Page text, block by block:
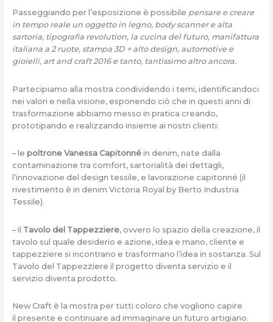
Passeggiando per l’esposizione è possibile pensare e creare
in tempo reale un oggetto in legno, body scanner e alta
sartoria, tipografia revolution, la cucina del futuro, manifattura
italiana a 2 ruote, stampa 3D + alto design, automotive e
gioielli, art and craft 2016 e tanto, tantissimo altro ancora.
Partecipiamo alla mostra condividendo i temi, identificandoci
nei valori e nella visione, esponendo ciò che in questi anni di
trasformazione abbiamo messo in pratica creando,
prototipando e realizzando insieme ai nostri clienti:
– le poltrone Vanessa Capitonnéin denim, nate dalla
contaminazione tra comfort, sartorialità dei dettagli,
l’innovazione del design tessile, e lavorazione capitonné (il
rivestimento è in denim Victoria Royal by Berto Industria
Tessile).
– il Tavolo del Tappezziere, ovvero lo spazio della creazione, il
tavolo sul quale desiderio e azione, idea e mano, cliente e
tappezziere si incontrano e trasformano l’idea in sostanza. Sul
Tavolo del Tappezziere il progetto diventa servizio e il
servizio diventa prodotto.
New Craft è la mostra per tutti coloro che vogliono capire
il presente e continuare ad immaginare un futuro artigiano.